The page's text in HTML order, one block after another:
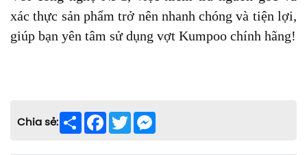
xác thực sản phẩm trở nên nhanh chóng và tiện lợi,
giúp bạn yên tâm sử dụng vợt Kumpoo chính hãng!
Chia sẻ: ShareFacebook
Twitter